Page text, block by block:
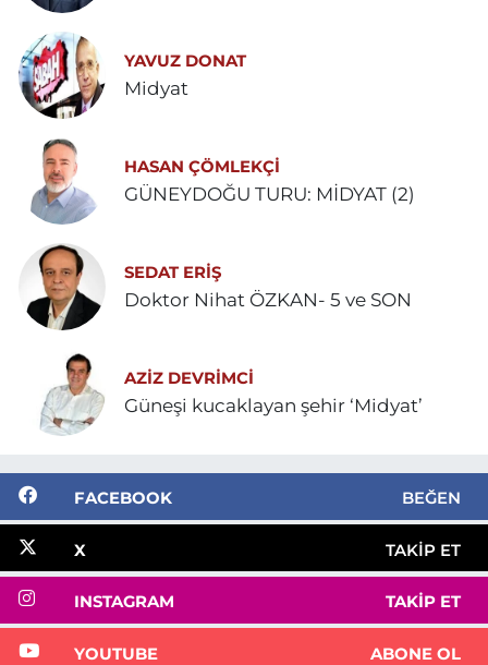
YAVUZ DONAT
Midyat
HASAN ÇÖMLEKÇİ
GÜNEYDOĞU TURU: MİDYAT (2)
SEDAT ERİŞ
Doktor Nihat ÖZKAN- 5 ve SON
AZIZ DEVRIMCI
Güneşi kucaklayan şehir ‘Midyat’
FACEBOOK BEĞEN
X TAKIP ET
INSTAGRAM TAKIP ET
YOUTUBE ABONE OL